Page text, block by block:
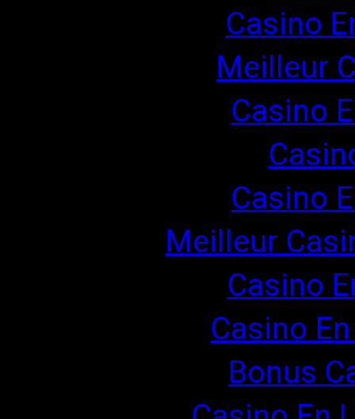
Casino
Meilleur
Casino
Casino
Meilleur
Casino
Casino
Bonus